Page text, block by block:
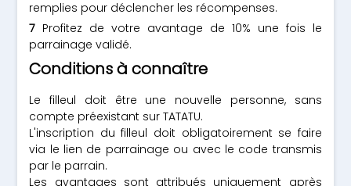
remplies pour déclencher les récompenses.
Profitez de votre avantage de 10% une fois le
parrainage validé.
Conditions à connaître
Le filleul doit être une nouvelle personne, sans
compte préexistant sur TATATU.
L'inscription du filleul doit obligatoirement se faire
via le lien de parrainage ou avec le code transmis
par le parrain.
Les avantages sont attribués uniquement après